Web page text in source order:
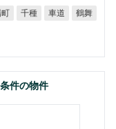
町 千種 車道 鶴舞
件の物件